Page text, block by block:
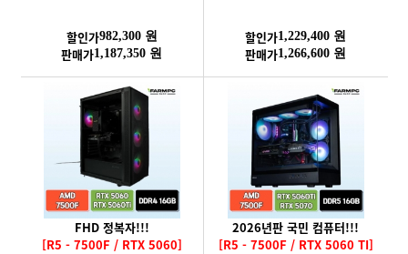
할인가982,300 원
판매가1,187,350 원
할인가1,229,400 원
판매가1,266,600 원
FHD 정복자!!!
[R5 - 7500F / RTX 5060]
2026년판 국민 컴퓨터!!!
[R5 - 7500F / RTX 5060 TI]